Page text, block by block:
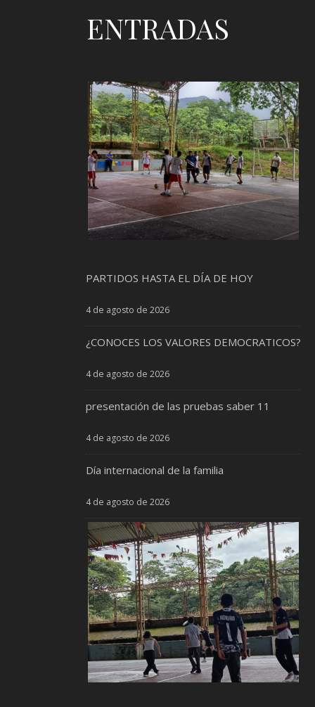
ENTRADAS
PARTIDOS HASTA EL DÍA DE HOY
4 de agosto de 2026
¿CONOCES LOS VALORES DEMOCRATICOS?
4 de agosto de 2026
presentación de las pruebas saber 11
4 de agosto de 2026
Día internacional de la familia
4 de agosto de 2026